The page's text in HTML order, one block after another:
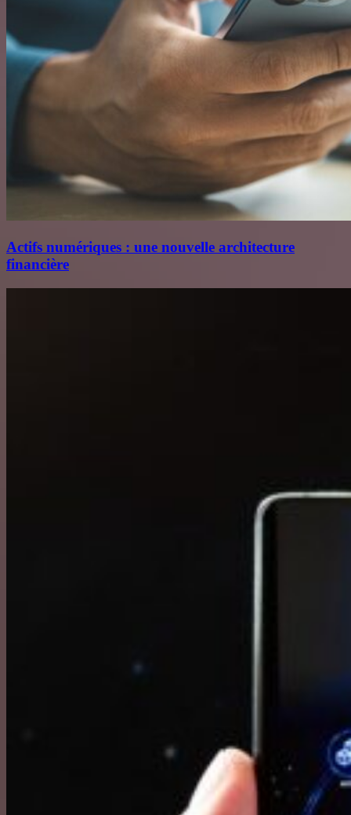
Actifs numériques : une nouvelle architecture
financière